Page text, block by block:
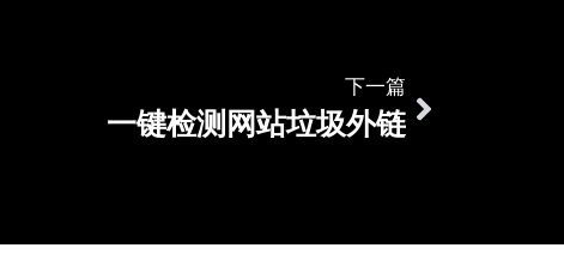
下一篇
一键检测网站垃圾外链